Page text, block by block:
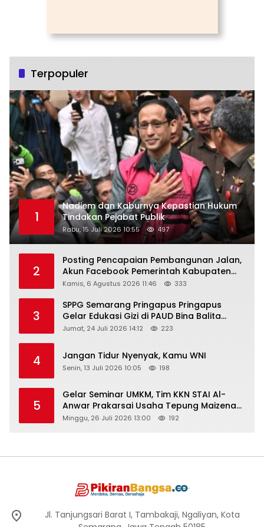
Terpopuler
1
Nadiem dan Kaburnya Kepastian Hukum
Tindakan Pejabat Publik
Rabu, 15 Juli 2026 10:55 497
2
Posting Pencapaian Pembangunan Jalan,
Akun Facebook Pemerintah Kabupaten
Rembang “Dirujak” Warganet
Kamis, 6 Agustus 2026 11:46 333
3
SPPG Semarang Pringapus Pringapus
Gelar Edukasi Gizi di PAUD Bina Balita
Peringati Hari Anak Nasional 2026
Jumat, 24 Juli 2026 14:12 223
4 Jangan Tidur Nyenyak, Kamu WNI
Senin, 13 Juli 2026 10:05 198
5
Gelar Seminar UMKM, Tim KKN STAI Al-
Anwar Prakarsai Usaha Tepung Maizena
di Logung
Minggu, 26 Juli 2026 13:00 192
Jl. Tanjungsari Barat I, Tambakaji, Ngaliyan, Kota